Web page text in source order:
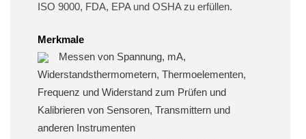
ISO 9000, FDA, EPA und OSHA zu erfüllen.
Merkmale
Messen von Spannung, mA,
Widerstandsthermometern, Thermoelementen,
Frequenz und Widerstand zum Prüfen und
Kalibrieren von Sensoren, Transmittern und
anderen Instrumenten